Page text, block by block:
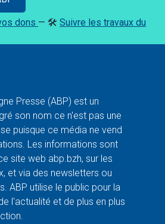
dons — 🛠️ Suivre les travaux du
Presse (ABP) est un
son nom ce n'est pas une
puisque ce média ne vend
Les informations sont
site web abp.bzh, sur les
et via des newsletters ou
ABP utilise le public pour la
l'actualité et de plus en plus